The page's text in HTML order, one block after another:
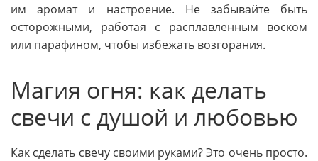
им аромат и настроение. Не забывайте быть
осторожными, работая с расплавленным воском
или парафином, чтобы избежать возгорания.
Магия огня: как делать
свечи с душой и любовью
Как сделать свечу своими руками? Это очень просто.